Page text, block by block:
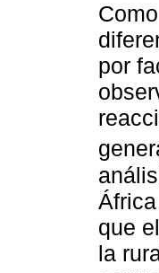
por
que
la